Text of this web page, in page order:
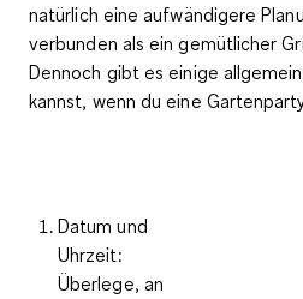
natürlich eine aufwändigere
verbunden als ein gemütlicher
Dennoch gibt es einige
kannst, wenn du eine
Datum und
Uhrzeit:
Überlege, an